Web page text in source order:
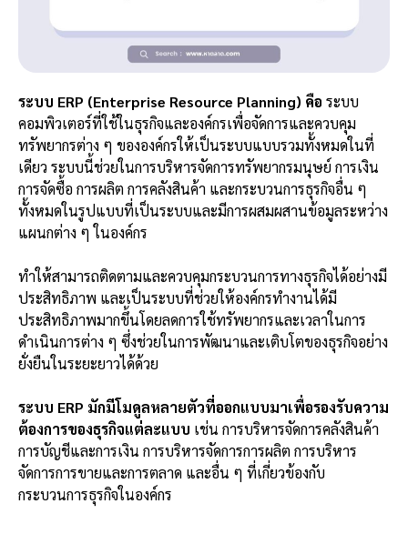
ระบบ ERP (Enterprise Resource Planning) คือ ระบบ
คอมพิวเตอร์ที่ใช้ในธุรกิจและองค์กรเพื่อจัดการและควบคุม
ทรัพยากรต่าง ๆ ขององค์กรให้เป็นระบบแบบรวมทั้งหมดในที่
เดียว ระบบนี้ช่วยในการบริหารจัดการทรัพยากรมนุษย์ การเงิน
การจัดซื้อ การผลิต การคลังสินค้า และกระบวนการธุรกิจอื่น ๆ
ทั้งหมดในรูปแบบที่เป็นระบบและมีการผสมผสานข้อมูลระหว่าง
แผนกต่าง ๆ ในองค์กร
ทำให้สามารถติดตามและควบคุมกระบวนการทางธุรกิจได้อย่างมี
ประสิทธิภาพ และเป็นระบบที่ช่วยให้องค์กรทำงานได้มี
ประสิทธิภาพมากขึ้นโดยลดการใช้ทรัพยากรและเวลาในการ
ดำเนินการต่าง ๆ ซึ่งช่วยในการพัฒนาและเติบโตของธุรกิจอย่าง
ยั่งยืนในระยะยาวได้ด้วย
ระบบ ERP มักมีโมดูลหลายตัวที่ออกแบบมาเพื่อรองรับความ
ต้องการของธุรกิจแต่ละแบบ เช่น การบริหารจัดการคลังสินค้า
การบัญชีและการเงิน การบริหารจัดการการผลิต การบริหาร
จัดการการขายและการตลาด และอื่น ๆ ที่เกี่ยวข้องกับ
กระบวนการธุรกิจในองค์กร